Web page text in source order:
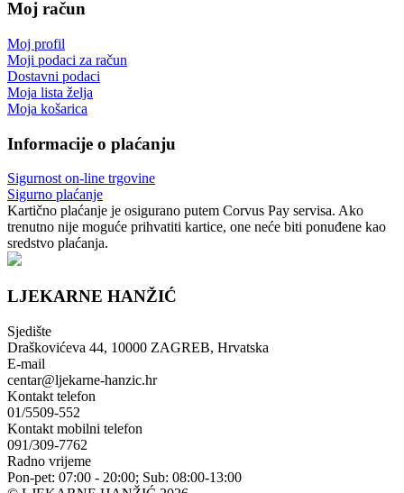
Moj račun
Moj profil
Moji podaci za račun
Dostavni podaci
Moja lista želja
Moja košarica
Informacije o plaćanju
Sigurnost on-line trgovine
Sigurno plaćanje
Kartično plaćanje je osigurano putem Corvus Pay servisa. Ako
trenutno nije moguće prihvatiti kartice, one neće biti ponuđene kao
sredstvo plaćanja.
LJEKARNE HANŽIĆ
Sjedište
Draškovićeva 44, 10000 ZAGREB, Hrvatska
E-mail
centar@ljekarne-hanzic.hr
Kontakt telefon
01/5509-552
Kontakt mobilni telefon
091/309-7762
Radno vrijeme
Pon-pet: 07:00 - 20:00; Sub: 08:00-13:00